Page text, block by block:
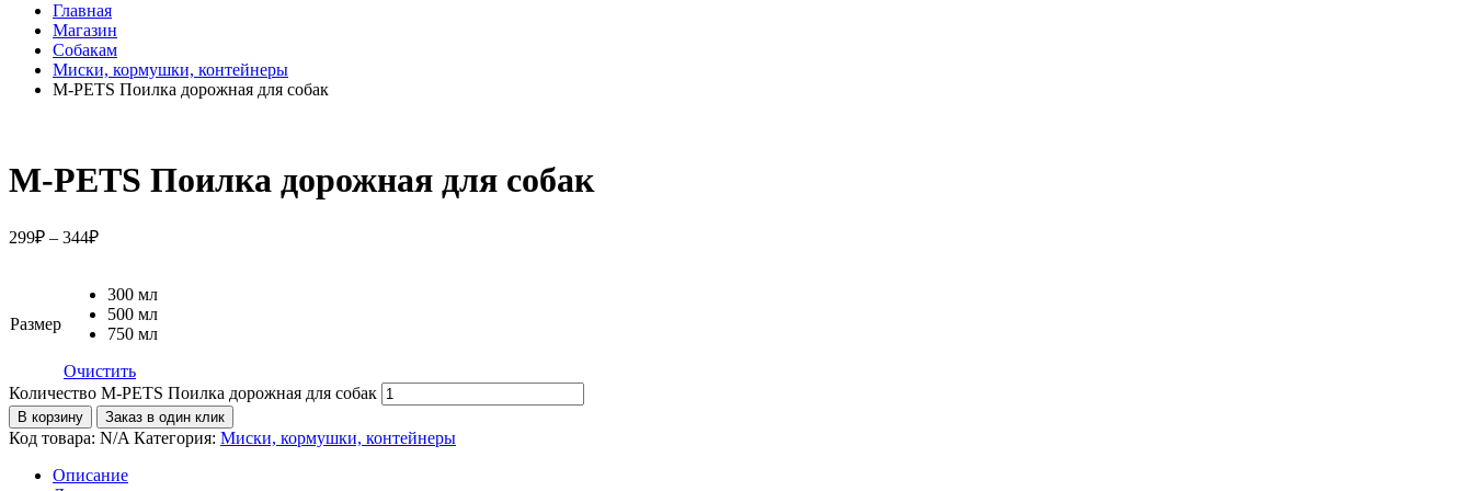
Главная
Магазин
Собакам
Миски, кормушки, контейнеры
M-PETS Поилка дорожная для собак
M-PETS Поилка дорожная для собак
299₽ – 344₽
Размер
300 мл
500 мл
750 мл
Очистить
Количество M-PETS Поилка дорожная для собак
В корзину Заказ в один клик
Код товара: N/A Категория: Миски, кормушки, контейнеры
Описание